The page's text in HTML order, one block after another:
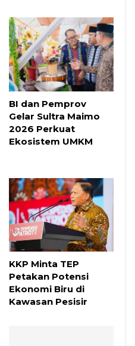
BI dan Pemprov
Gelar Sultra Maimo
2026 Perkuat
Ekosistem UMKM
KKP Minta TEP
Petakan Potensi
Ekonomi Biru di
Kawasan Pesisir